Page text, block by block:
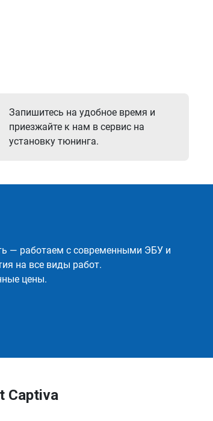
Запишитесь на удобное время и
приезжайте к нам в сервис на
установку тюнинга.
— работаем с современными ЭБУ и
на все виды работ.
цены.
Captiva